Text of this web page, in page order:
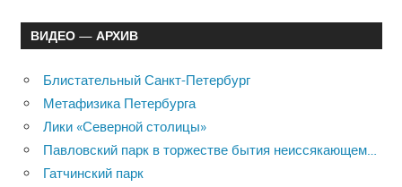
ВИДЕО — АРХИВ
Блистательный Санкт-Петербург
Метафизика Петербурга
Лики «Северной столицы»
Павловский парк в торжестве бытия неиссякающем…
Гатчинский парк